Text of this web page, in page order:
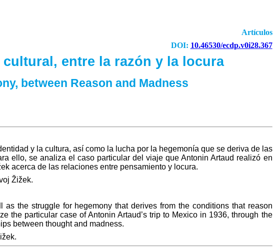
Artículos
DOI: 10.46530/ecdp.v0i28.367
entre la razón y la locura
between Reason and Madness
y la cultura, así como la lucha por la hegemonía que se deriva de las
ello, se analiza el caso particular del viaje que Antonin Artaud realizó en
acerca de las relaciones entre pensamiento y locura.
Žižek.
the struggle for hegemony that derives from the conditions that reason
the particular case of Antonin Artaud’s trip to Mexico in 1936, through the
between thought and madness.